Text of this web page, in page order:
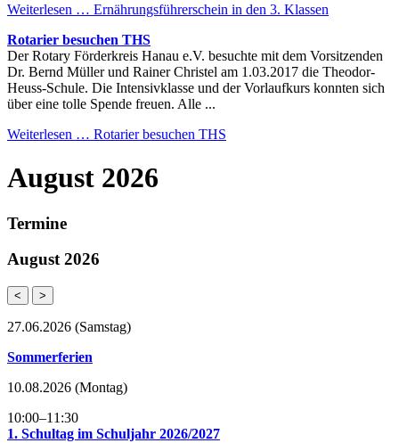
Weiterlesen … Ernährungsführerschein in den 3. Klassen
Rotarier besuchen THS
Der Rotary Förderkreis Hanau e.V. besuchte mit dem Vorsitzenden
Dr. Bernd Müller und Rainer Christel am 1.03.2017 die Theodor-
Heuss-Schule. Die Intensivklasse und der Vorlaufkurs konnten sich
über eine tolle Spende freuen. Alle ...
Weiterlesen … Rotarier besuchen THS
August 2026
Termine
August 2026
< >
27.06.2026 (Samstag)
Sommerferien
10.08.2026 (Montag)
10:00–11:30
1. Schultag im Schuljahr 2026/2027